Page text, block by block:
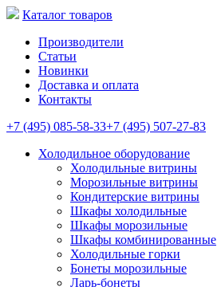
Каталог товаров
Производители
Статьи
Новинки
Доставка и оплата
Контакты
+7 (495) 085-58-33+7 (495) 507-27-83
Холодильное оборудование
Холодильные витрины
Морозильные витрины
Кондитерские витрины
Шкафы холодильные
Шкафы морозильные
Шкафы комбинированные
Холодильные горки
Бонеты морозильные
Ларь-бонеты